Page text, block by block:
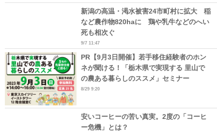
新潟の高温・渇水被害24市町村に拡大 稲
など農作物820haに 鶏や乳牛などのへい
死も相次ぐ
9/7 11:47
PR【9月3日開催】若手移住経験者のホン
ネが聞ける！「栃木県で実現する 里山で
の農ある暮らしのススメ」セミナー
8/29 9:20
安いコーヒーの苦い真実。2度の「コーヒ
ー危機」とは？